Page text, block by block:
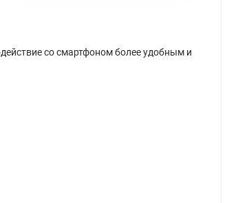
со смартфоном более удобным и